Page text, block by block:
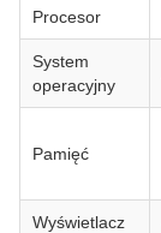
Procesor
System
operacyjny
Pamięć
Wyświetlacz